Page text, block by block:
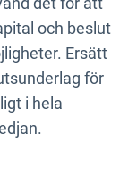
och beslut
Ersätt
för
i hela